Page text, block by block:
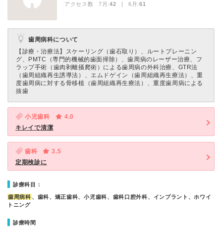
アクセス数 7月:42 | 6月:61
歯周病科について
【診療・治療法】 スケーリング（歯石取り）、ルートプレーニン
グ、PMTC（専門的機械的歯面掃除）、歯周病のレーザー治療、フ
ラップ手術（歯肉剥離掻爬術）による歯周病の外科治療、GTR法
（歯周組織再生誘導法）、エムドゲイン（歯周組織再生療法）、重
度歯周病に対する骨移植（歯周組織再生療法）、重度歯周病による
抜歯
小児歯科
4.0
キレイで清潔
歯科
3.5
定期検診に
診療科目：
歯周病科 、歯科、矯正歯科、小児歯科、歯科口腔外科、インプラント、ホワイ
トニング
診療時間